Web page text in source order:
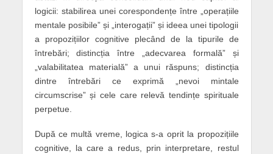
logicii: stabilirea unei corespondențe între „operațiile
mentale posibile” și „interogații” și ideea unei tipologii
a propozițiilor cognitive plecând de la tipurile de
întrebări; distincția între „adecvarea formală” și
„valabilitatea materială” a unui răspuns; distincția
dintre întrebări ce exprimă „nevoi mintale
circumscrise” și cele care relevă tendințe spirituale
perpetue.
După ce multă vreme, logica s-a oprit la propozițiile
cognitive, la care a redus, prin interpretare, restul